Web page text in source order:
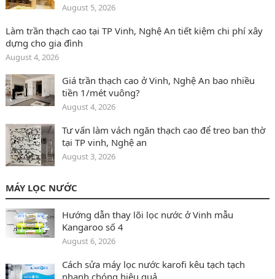
August 5, 2026
Làm trần thạch cao tại TP Vinh, Nghệ An tiết kiệm chi phí xây
dựng cho gia đình
August 4, 2026
Giá trần thạch cao ở Vinh, Nghệ An bao nhiều
tiền 1/mét vuông?
August 4, 2026
Tư vấn làm vách ngăn thạch cao để treo ban thờ
tại TP vinh, Nghệ an
August 3, 2026
MÁY LỌC NƯỚC
Hướng dẫn thay lõi lọc nước ở Vinh mẫu
Kangaroo số 4
August 6, 2026
Cách sửa máy lọc nước karofi kêu tạch tạch
nhanh chóng hiệu quả